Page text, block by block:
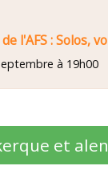
l'AFS : Solos,
à 19h00
et